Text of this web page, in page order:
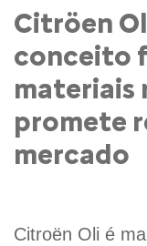
Citröen
conceito
materiais
promete
mercado
Citroën Oli é